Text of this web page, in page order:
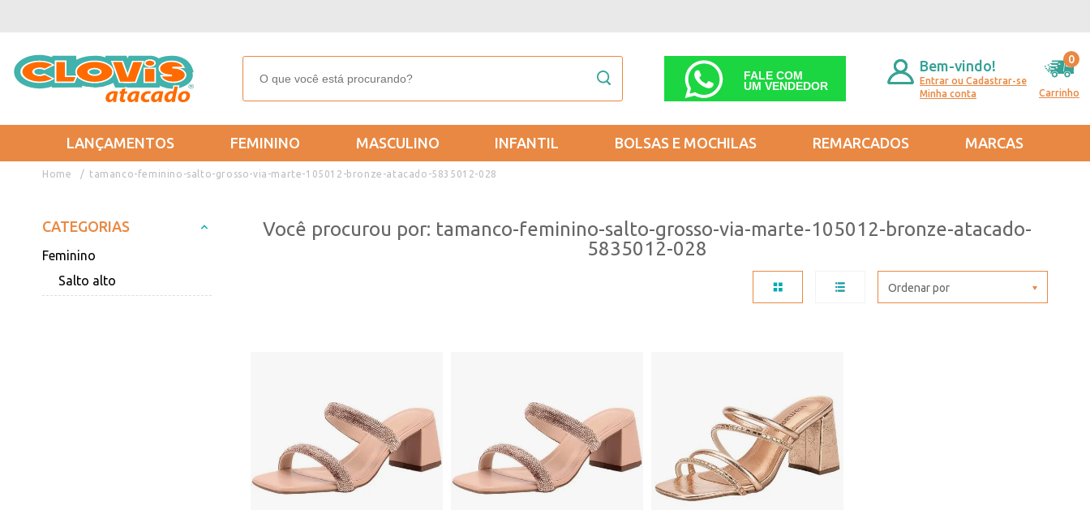
FALE COM
UM VENDEDOR
Bem-vindo!
Entrar ou Cadastrar-se
Minha conta
Carrinho
0
LANÇAMENTOS FEMININO MASCULINO INFANTIL BOLSAS E MOCHILAS REMARCADOS MARCAS
tamanco-feminino-salto-grosso-via-marte-105012-bronze-atacado-5835012-028
CATEGORIAS
Feminino
Salto alto
Você procurou por: tamanco-feminino-salto-grosso-via-marte-105012-bronze-atacado-
5835012-028
Ordenar por